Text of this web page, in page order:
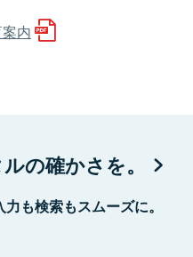
内
の確かさを。
も検索もスムーズに。